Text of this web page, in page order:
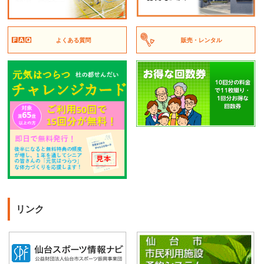
よくある質問 販売・レンタル
リンク